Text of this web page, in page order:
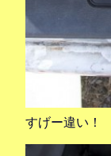
すげー違い！